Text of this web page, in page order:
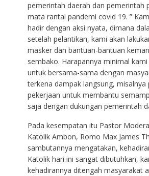
pemerintah daerah dan pemerintah
mata rantai pandemi covid 19. ”
hadir dengan aksi nyata, dimana
setelah pelantikan, kami akan
masker dan bantuan-bantuan
sembako. Harapannya minimal
untuk bersama-sama dengan
terkena dampak langsung, misalnya
pekerjaan untuk membantu
saja dengan dukungan pemerintah
Pada kesempatan itu Pastor
Katolik Ambon, Romo Max James
sambutannya mengatakan,
Katolik hari ini sangat dibutuhkan,
kehadirannya ditengah masyarakat